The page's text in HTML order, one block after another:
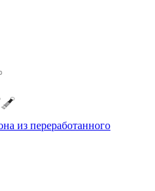
из переработанного